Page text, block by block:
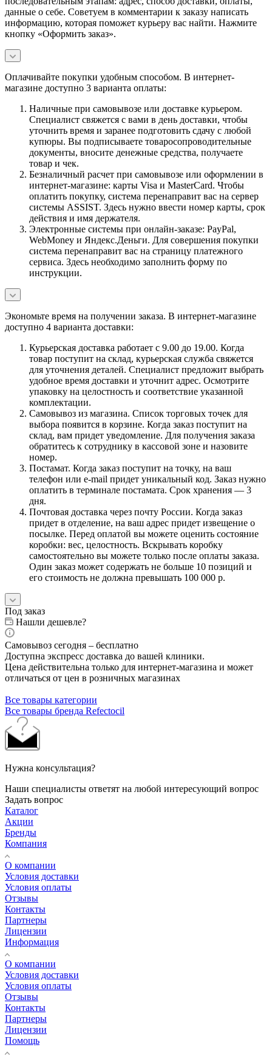
данные о себе. Советуем в комментарии к заказу написать
информацию, которая поможет курьеру вас найти. Нажмите
кнопку «Оформить заказ».
Оплачивайте покупки удобным способом. В интернет-
магазине доступно 3 варианта оплаты:
Наличные при самовывозе или доставке курьером.
Специалист свяжется с вами в день доставки, чтобы
уточнить время и заранее подготовить сдачу с любой
купюры. Вы подписываете товаросопроводительные
документы, вносите денежные средства, получаете
товар и чек.
Безналичный расчет при самовывозе или оформлении в
интернет-магазине: карты Visa и MasterCard. Чтобы
оплатить покупку, система перенаправит вас на сервер
системы ASSIST. Здесь нужно ввести номер карты, срок
действия и имя держателя.
Электронные системы при онлайн-заказе: PayPal,
WebMoney и Яндекс.Деньги. Для совершения покупки
система перенаправит вас на страницу платежного
сервиса. Здесь необходимо заполнить форму по
инструкции.
Экономьте время на получении заказа. В интернет-магазине
доступно 4 варианта доставки:
Курьерская доставка работает с 9.00 до 19.00. Когда
товар поступит на склад, курьерская служба свяжется
для уточнения деталей. Специалист предложит выбрать
удобное время доставки и уточнит адрес. Осмотрите
упаковку на целостность и соответствие указанной
комплектации.
Самовывоз из магазина. Список торговых точек для
выбора появится в корзине. Когда заказ поступит на
склад, вам придет уведомление. Для получения заказа
обратитесь к сотруднику в кассовой зоне и назовите
номер.
Постамат. Когда заказ поступит на точку, на ваш
телефон или e-mail придет уникальный код. Заказ нужно
оплатить в терминале постамата. Срок хранения — 3
дня.
Почтовая доставка через почту России. Когда заказ
придет в отделение, на ваш адрес придет извещение о
посылке. Перед оплатой вы можете оценить состояние
коробки: вес, целостность. Вскрывать коробку
самостоятельно вы можете только после оплаты заказа.
Один заказ может содержать не больше 10 позиций и
его стоимость не должна превышать 100 000 р.
Под заказ
Нашли дешевле?
Самовывоз сегодня – бесплатно
Доступна экспресс доставка до вашей клиники.
Цена действительна только для интернет-магазина и может
отличаться от цен в розничных магазинах
Все товары категории
Все товары бренда Refectocil
Нужна консультация?
Наши специалисты ответят на любой интересующий вопрос
Задать вопрос
Каталог
Акции
Бренды
Компания
О компании
Условия доставки
Условия оплаты
Отзывы
Контакты
Партнеры
Лицензии
Информация
О компании
Условия доставки
Условия оплаты
Отзывы
Контакты
Партнеры
Лицензии
Помощь